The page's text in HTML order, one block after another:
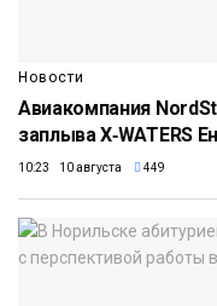
Новости
Авиакомпания
заплыва X‑WATERS
10:23 10 августа 449